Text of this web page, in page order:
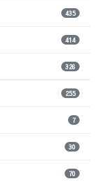
435
414
326
255
7
30
70